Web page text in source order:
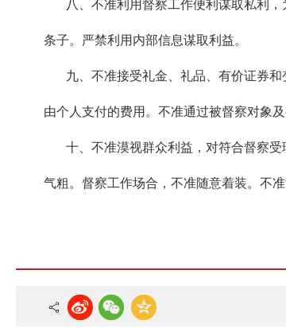
八、不准利用督察工作便利谋取私利，
条子。严禁利用内部信息谋取利益。
九、不准接受礼金、礼品、有价证券和
由个人支付的费用。不准通过被督察对象
十、不准漠视群众利益，对符合督察受
气粗。督察工作场合，不准随意着装。不